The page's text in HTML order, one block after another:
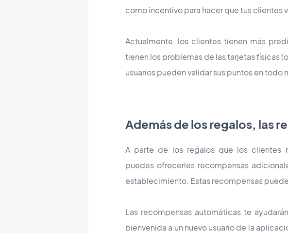
como incentivo para hacer que tus clientes
Actualmente, los clientes tienen más
tienen los problemas de las tarjetas físicas
usuarios pueden validar sus puntos en
Además de los regalos, las
A parte de los regalos que los clientes
puedes ofrecerles recompensas
establecimiento. Estas recompensas
Las recompensas automáticas te
bienvenida a un nuevo usuario de la